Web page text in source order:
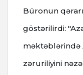
Büronun
göstərilirdi:
məktəblərində
zəruriliyini